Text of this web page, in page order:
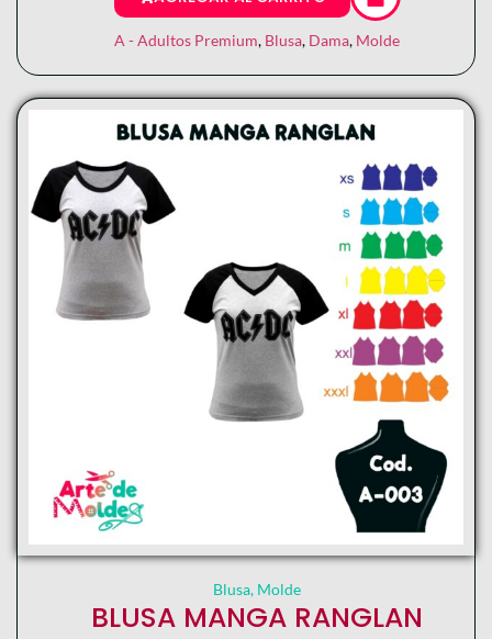
A - Adultos Premium, Blusa, Dama, Molde
Blusa, Molde
BLUSA MANGA RANGLAN